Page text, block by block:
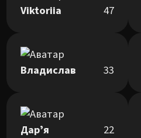
Viktoriia 47
Владислав 33
Дарʼя 22